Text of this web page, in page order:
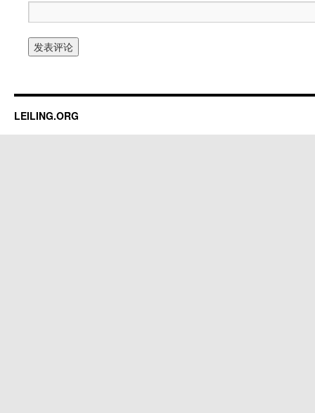
LEILING.ORG